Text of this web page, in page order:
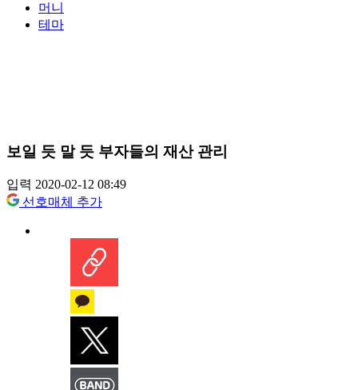
머니
테마
보일 듯 말 듯 부자들의 재산 관리
입력 2020-02-12 08:49
선호매체 추가